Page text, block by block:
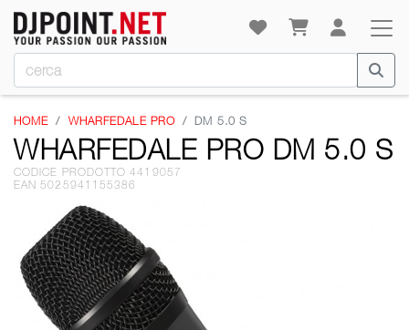
HOME WHARFEDALE PRO DM 5.0 S
WHARFEDALE PRO DM 5.0 S
CODICE PRODOTTO 4419057
EAN 5025941155386